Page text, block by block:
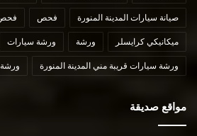
صيانة سيارات المدينة المنورة فحص
ميكانيكي كرايسلر ورشة ورشة سيارات
ورشة سيارات قريبة مني المدينة المنورة ورشة
مواقع صديقة